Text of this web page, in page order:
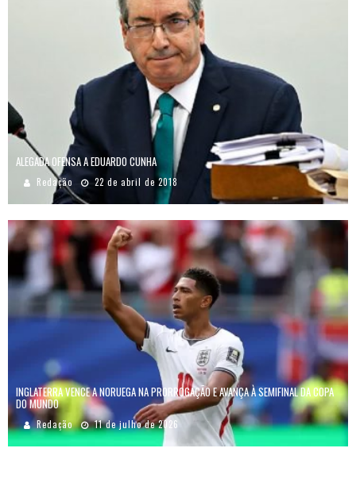
ALEGADA OFENSA A EDUARDO CUNHA
Redação 22 de abril de 2018
INGLATERRA VENCE A NORUEGA NA PRORROGAÇÃO E AVANÇA À SEMIFINAL DA COPA
DO MUNDO
Redação 11 de julho de 2026